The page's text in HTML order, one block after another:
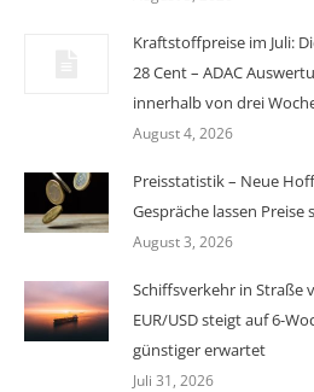
Kraftstoffpreise im Juli:
28 Cent – ADAC
innerhalb von drei
August 4, 2026
Preisstatistik – Neue
Gespräche lassen Preise
August 3, 2026
Schiffsverkehr in Straße
EUR/USD steigt auf 6-
günstiger erwartet
Juli 31, 2026